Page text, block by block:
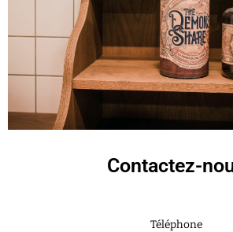
Contactez-
Téléphone